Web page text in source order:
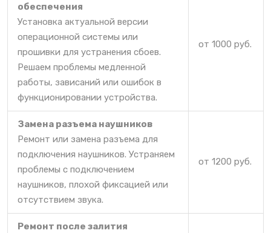
обеспечения
Установка актуальной версии
операционной системы или
прошивки для устранения сбоев.
Решаем проблемы медленной
работы, зависаний или ошибок в
функционировании устройства.
от 1000 руб.
Замена разъема наушников
Ремонт или замена разъема для
подключения наушников. Устраняем
проблемы с подключением
наушников, плохой фиксацией или
отсутствием звука.
от 1200 руб.
Ремонт после залития